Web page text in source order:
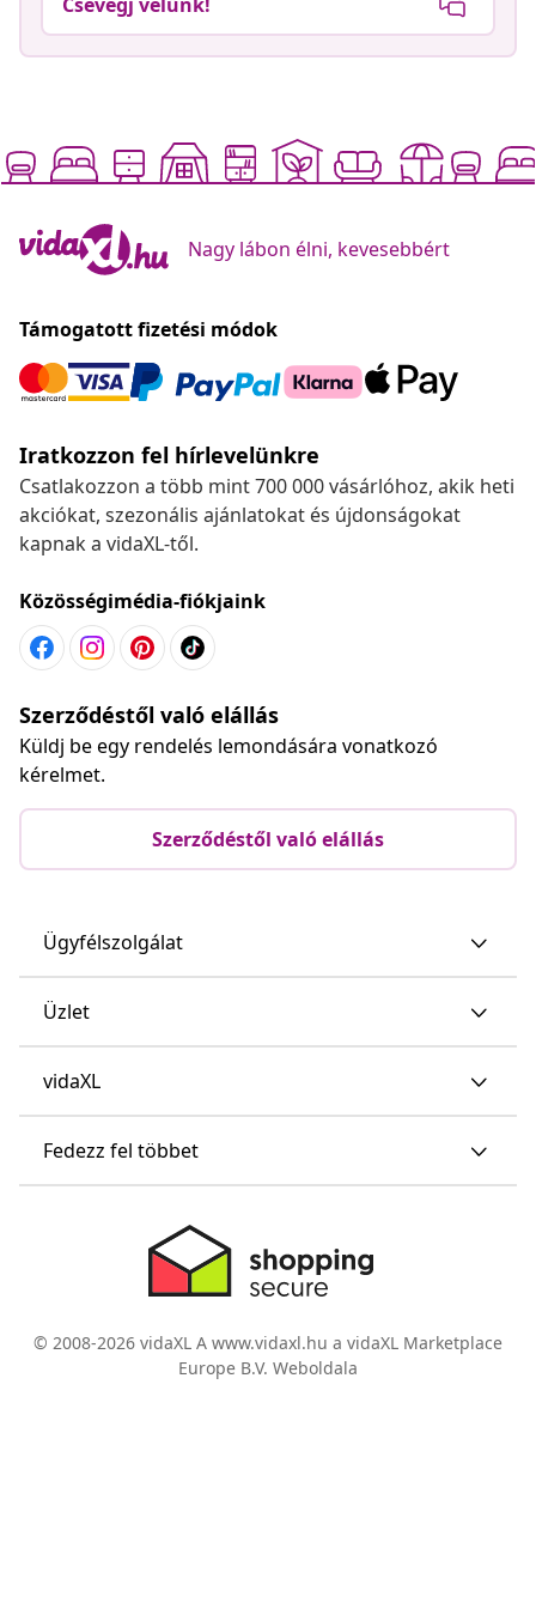
Nagy lábon élni, kevesebbért
Támogatott fizetési módok
Iratkozzon fel hírlevelünkre
Csatlakozzon a több mint 700 000 vásárlóhoz, akik heti
akciókat, szezonális ajánlatokat és újdonságokat
kapnak a vidaXL-től.
Közösségimédia-fiókjaink
Szerződéstől való elállás
Küldj be egy rendelés lemondására vonatkozó
kérelmet.
Szerződéstől való elállás
Ügyfélszolgálat
Üzlet
vidaXL
Fedezz fel többet
© 2008-2026 vidaXL A www.vidaxl.hu a vidaXL Marketplace
Europe B.V. Weboldala